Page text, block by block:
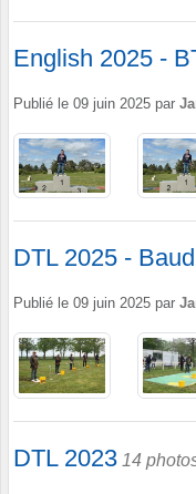
English 2025 -
Publié le 09 juin 2025 par
DTL 2025 -
Publié le 09 juin 2025 par
DTL 2023 14